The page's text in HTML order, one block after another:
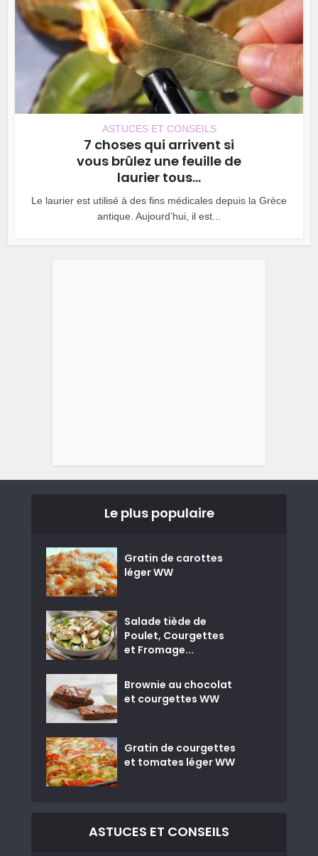
ASTUCES ET CONSEILS
7 choses qui arrivent si
vous brûlez une feuille de
laurier tous...
Le laurier est utilisé à des fins médicales depuis la Grèce
antique. Aujourd’hui, il est...
Le plus populaire
Gratin de carottes
léger WW
Salade tiède de
Poulet, Courgettes
et Fromage...
Brownie au chocolat
et courgettes WW
Gratin de courgettes
et tomates léger WW
ASTUCES ET CONSEILS